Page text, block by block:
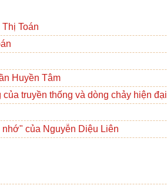
Toán
Huyền Tâm
của truyền thống và dòng chảy hiện đại
của Nguyễn Diệu Liên